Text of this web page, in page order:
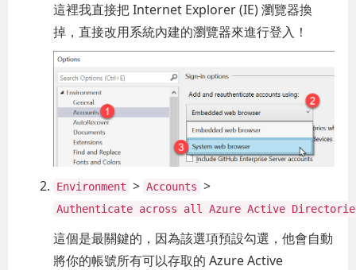
這裡我直接把 Internet Explorer (IE) 瀏覽器換
掉，直接改用系統內建的瀏覽器來進行登入！
Environment > Accounts >
Authenticate across all Azure Active
這個是最關鍵的，因為該選項預設勾選，他會自動
將你的帳號所有可以存取的 Azure Active